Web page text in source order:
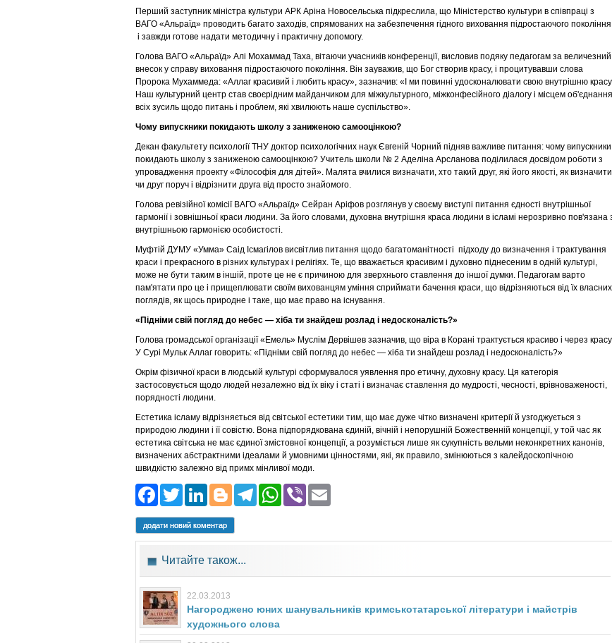
Перший заступник міністра культури АРК Аріна Новосельська підкреслила, що Міністерство культури в співпраці з
ВАГО «Альраїд» проводить багато заходів, спрямованих на забезпечення гідного виховання підростаючого
і завжди готове надати методичну і практичну допомогу.
Голова ВАГО «Альраїд» Алі Мохаммад Таха, вітаючи учасників конференції, висловив подяку педагогам за величезний
внесок у справу виховання підростаючого покоління. Він зауважив, що Бог створив красу, і процитувавши слова
Пророка Мухаммеда: «Аллаг красивий і любить красу», зазначив: «І ми повинні удосконалювати свою внутрішню
Наш культурний центр став своєрідним майданчиком для міжкультурного, міжконфесійного діалогу і місцем об'єднання
всіх зусиль щодо питань і проблем, які хвилюють наше суспільство».
Чому випускники покидають школу з заниженою самооцінкою?
Декан факультету психології ТНУ доктор психологічних наук Євгеній Чорний підняв важливе питання: чому випускники
покидають школу з заниженою самооцінкою? Учитель школи № 2 Аделіна Арсланова поділилася досвідом роботи з
упровадження проекту «Філософія для дітей». Малята вчилися визначати, хто такий друг, які його якості, як визначити
чи друг поруч і відрізнити друга від просто знайомого.
Голова ревізійної комісії ВАГО «Альраїд» Сейран Аріфов розглянув у своєму виступі питання єдності внутрішньої
гармонії і зовнішньої краси людини. За його словами, духовна внутрішня краса людини в ісламі нерозривно пов'язана
внутрішньою гармонією особистості.
Муфтій ДУМУ «Умма» Саід Ісмагілов висвітлив питання щодо багатоманітності підходу до визначення і трактування
краси і прекрасного в різних культурах і релігіях. Те, що вважається красивим і духовно піднесеним в одній культурі,
може не бути таким в іншій, проте це не є причиною для зверхнього ставлення до іншої думки. Педагогам варто
пам'ятати про це і прищеплювати своїм вихованцям уміння сприймати бачення краси, що відрізняються від їх власних
поглядів, як щось природне і таке, що має право на існування.
«Підніми свій погляд до небес — хіба ти знайдеш розлад і недосконалість?»
Голова громадської організації «Емель» Муслім Дервішев зазначив, що віра в Корані трактується красиво і через
У Сурі Мульк Аллаг говорить: «Підніми свій погляд до небес — хіба ти знайдеш розлад і недосконалість?»
Окрім фізичної краси в людській культурі сформувалося уявлення про етичну, духовну красу. Ця категорія
застосовується щодо людей незалежно від їх віку і статі і визначає ставлення до мудрості, чесності, врівноваженості,
порядності людини.
Естетика ісламу відрізняється від світської естетики тим, що має дуже чітко визначені критерії й узгоджується з
природою людини і її совістю. Вона підпорядкована єдиній, вічній і непорушній Божественній концепції, у той час як
естетика світська не має єдиної змістовної концепції, а розуміється лише як сукупність вельми неконкретних канонів,
визначених абстрактними ідеалами й умовними цінностями, які, як правило, змінюються з калейдоскопічною
швидкістю залежно від примх мінливої моди.
Facebook
Twitter
LinkedIn
Blogger
Telegram
WhatsApp
Viber
додати новий коментар
Читайте також...
22.03.2013
Нагороджено юних шанувальників кримськотатарської літератури і майстрів
художнього слова